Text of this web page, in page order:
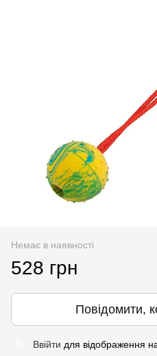
Немає в наявності
528 грн
Повідомити,
Ввійти для відображення